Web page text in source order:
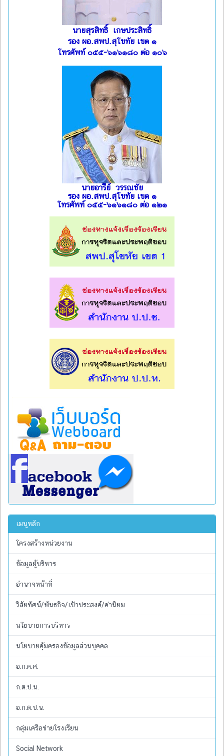
นายสุรสิทธิ์ เกษประสิทธิ์
รอง ผอ.สพป.สุโขทัย เขต ๑
โทรศัพท์ ๐๕๕-๖๑๖๑๘๐ ต่อ ๑๐๖
นายอารีย์ วรรณชัย
รอง ผอ.สพป.สุโขทัย เขต ๑
โทรศัพท์ ๐๕๕-๖๑๖๑๘๐ ต่อ ๑๒๑
เมนูหลัก
โครงสร้างหน่วยงาน
ข้อมูลผู้บริหาร
อำนาจหน้าที่
วิสัยทัศน์/พันธกิจ/เป้าประสงค์/ค่านิยม
นโยบายการบริหาร
นโยบายคุ้มครองข้อมูลส่วนบุคคล
อ.ก.ค.ศ.
ก.ต.ป.น.
อ.ก.ต.ป.น.
กลุ่มเครือข่ายโรงเรียน
Social Network